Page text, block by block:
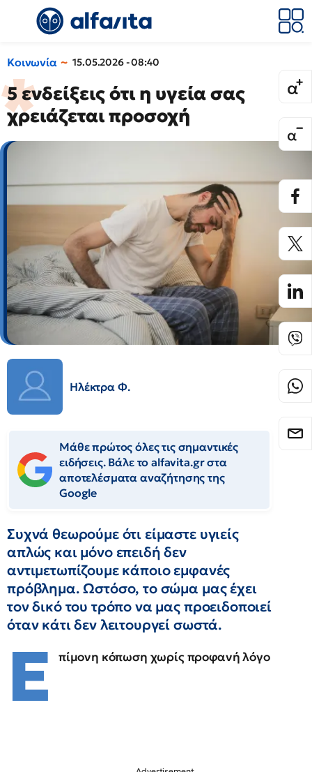
Κοινωνία 15.05.2026 - 08:40
5 ενδείξεις ότι η υγεία σας
χρειάζεται προσοχή
Ηλέκτρα Φ.
Μάθε πρώτος όλες τις σημαντικές
ειδήσεις. Βάλε το alfavita.gr στα
αποτελέσματα αναζήτησης της
Google
Συχνά θεωρούμε ότι είμαστε υγιείς
απλώς και μόνο επειδή δεν
αντιμετωπίζουμε κάποιο εμφανές
πρόβλημα. Ωστόσο, το σώμα μας έχει
τον δικό του τρόπο να μας προειδοποιεί
όταν κάτι δεν λειτουργεί σωστά.
Ε πίμονη κόπωση χωρίς προφανή λόγο